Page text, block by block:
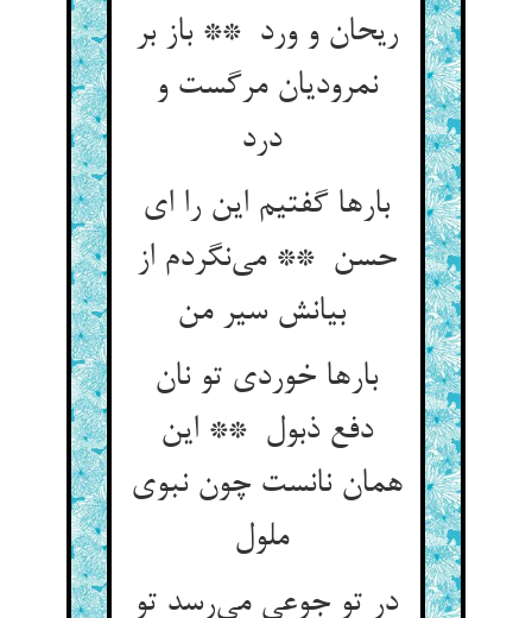
ریحان و ورد ** باز بر
نمرودیان مرگست و
درد
بارها گفتیم این را ای
حسن ** می‌نگردم از
بیانش سیر من
بارها خوردی تو نان
دفع ذبول ** این
همان نانست چون نبوی
ملول
در تو جوعی می‌رسد تو